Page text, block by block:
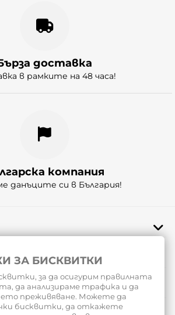
доставка
в рамките на 48 часа!
компания
данъците си в България!
ЗА БИСКВИТКИ
за да осигурим правилната
да анализираме трафика и да
преживяване. Можете да
бисквитки, да откажете